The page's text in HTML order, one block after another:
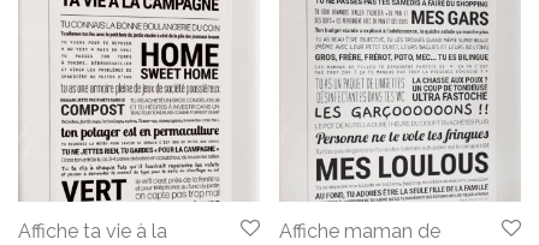
Affiche ta vie à la
Affiche maman de